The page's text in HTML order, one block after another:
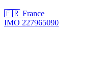
🇫🇷 France
IMO 227965090